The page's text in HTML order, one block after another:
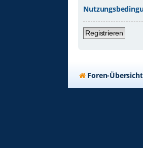
Registrieren
Foren-Übersicht